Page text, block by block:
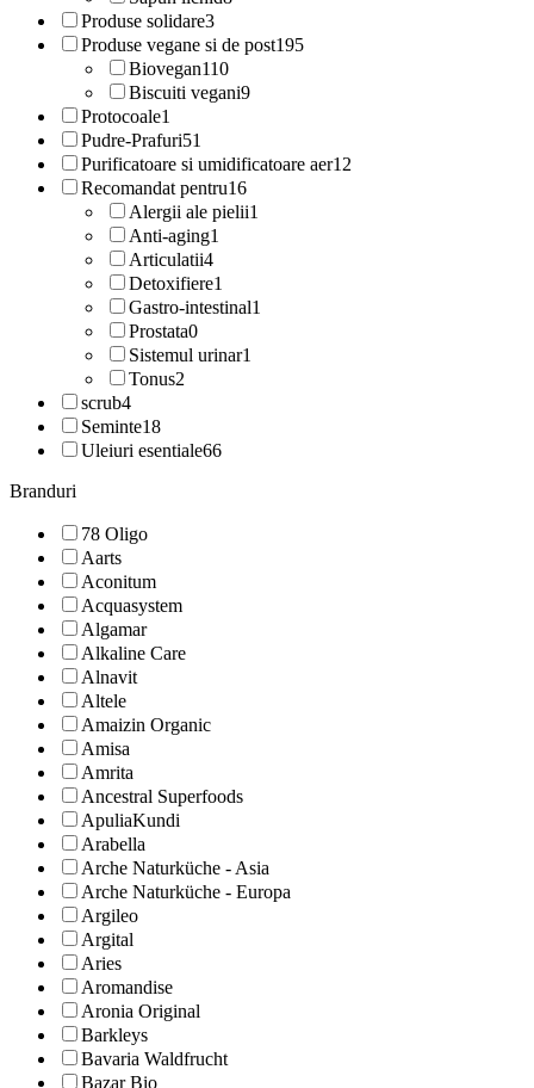
Produse solidare3
Produse vegane si de post195
Biovegan110
Biscuiti vegani9
Protocoale1
Pudre-Prafuri51
Purificatoare si umidificatoare aer12
Recomandat pentru16
Alergii ale pielii1
Anti-aging1
Articulatii4
Detoxifiere1
Gastro-intestinal1
Prostata0
Sistemul urinar1
Tonus2
scrub4
Seminte18
Uleiuri esentiale66
Branduri
78 Oligo
Aarts
Aconitum
Acquasystem
Algamar
Alkaline Care
Alnavit
Altele
Amaizin Organic
Amisa
Amrita
Ancestral Superfoods
ApuliaKundi
Arabella
Arche Naturküche - Asia
Arche Naturküche - Europa
Argileo
Argital
Aries
Aromandise
Aronia Original
Barkleys
Bavaria Waldfrucht
Bazar Bio